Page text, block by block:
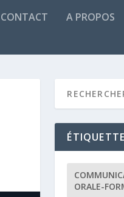
CONTACT A PROPOS
ORALE-